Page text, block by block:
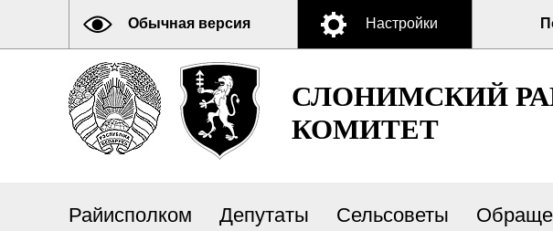
Обычная версия Настройки
СЛОНИМСКИЙ
КОМИТЕТ
Райисполком Депутаты Сельсоветы